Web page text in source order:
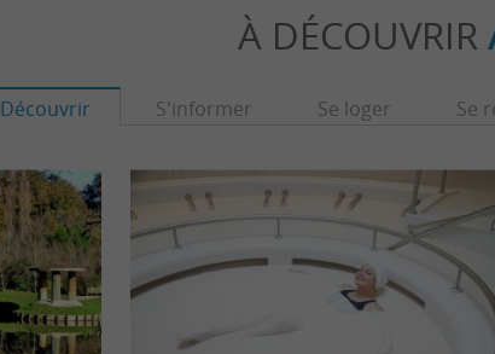
À DÉCOUVRIR
Découvrir S'informer Se loger Se